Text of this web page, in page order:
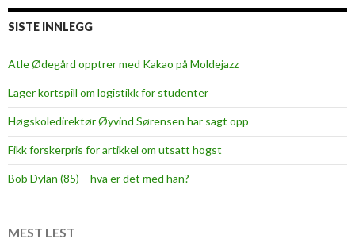
o
k
SISTE INNLEGG
Atle Ødegård opptrer med Kakao på Moldejazz
Lager kortspill om logistikk for studenter
Høgskoledirektør Øyvind Sørensen har sagt opp
Fikk forskerpris for artikkel om utsatt hogst
Bob Dylan (85) – hva er det med han?
MEST LEST